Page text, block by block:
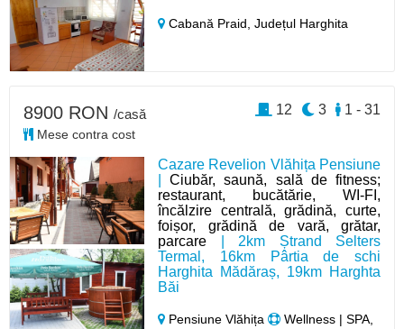
Cabană Praid,Județul Harghita
Cazare Revelion Vlăhița Pensiune
|Ciubăr, saună, sală de fitness;
restaurant, bucătărie, WI-FI,
încălzire centrală, grădină, curte,
foișor, grădină de vară, grătar,
parcare | 2km Ștrand Selters
Termal, 16km Pârtia de schi
Harghita Mădăraș, 19km Harghta
Băi
Pensiune Vlăhița
Wellness | SPA,
8900 RON /casă
Mese contra cost
1 - 31
3
12